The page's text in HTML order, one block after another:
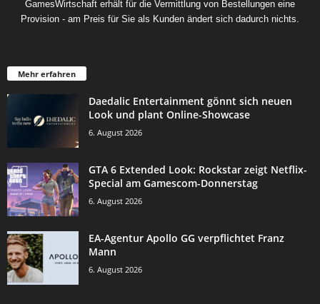
GamesWirtschaft erhält für die Vermittlung von Bestellungen eine
Provision - am Preis für Sie als Kunden ändert sich dadurch nichts.
Mehr erfahren
Daedalic Entertainment gönnt sich neuen
Look und plant Online-Showcase
6. August 2026
GTA 6 Extended Look: Rockstar zeigt Netflix-
Special am Gamescom-Donnerstag
6. August 2026
EA-Agentur Apollo GG verpflichtet Franz
Mann
6. August 2026